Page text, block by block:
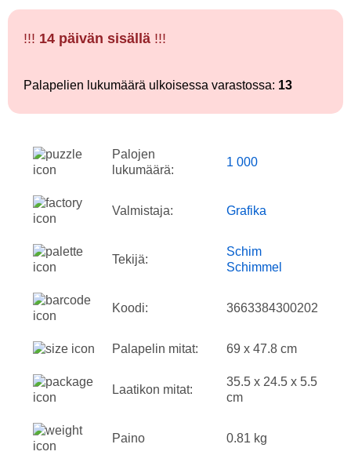
!!! 14 päivän sisällä !!!
Palapelien lukumäärä ulkoisessa varastossa: 13
Palojen
lukumäärä:
1 000
Valmistaja: Grafika
Tekijä:
Schim
Schimmel
Koodi: 3663384300202
Palapelin mitat: 69 x 47.8 cm
Laatikon mitat:
35.5 x 24.5 x 5.5
cm
Paino 0.81 kg